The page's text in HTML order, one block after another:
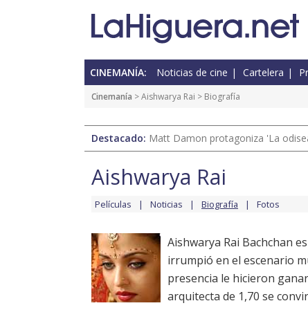
CINEMANÍA: Noticias de cine Cartelera
Cinemanía >Aishwarya Rai > Biografía
Destacado: Matt Damon protagoniza 'La
Aishwarya Rai
Películas Noticias Biografía Fotos
Aishwarya Rai Bachchan
irrumpió en el escenario
presencia le hicieron
arquitecta de 1,70 se